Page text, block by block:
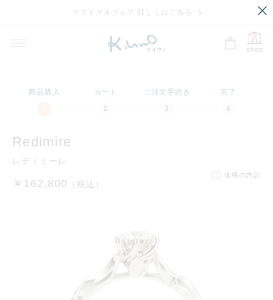
ブライダルフェア 詳しくはこちら
shop
商品購入 カート ご注文手続き 完了
Redimire
レディミーレ
￥162,800 （税込）
価格の内訳
選択中
プラチナ950
K18イエローゴ
K18ピンクゴー
K18ホワイトゴ
ールド
購入後のサイズ直し
ちいただき、注文者名などお客さま情報をお伝えいただければご利用可能
※ エタニティリングや着用指の変更など、一部有料となる場合がございま
刻印の入力に関する注意点 残り